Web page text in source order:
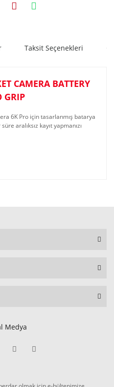
Taksit Seçenekleri
CAMERA BATTERY
GRIP
6K Pro için tasarlanmış batarya
aralıksız kayıt yapmanızı
Medya